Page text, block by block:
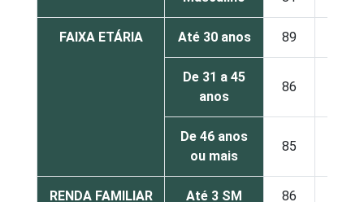
FAIXA ETÁRIA Até 30 anos 89
De 31 a 45
anos
86
De 46 anos
ou mais
85
RENDA FAMILIAR Até 3 SM 86